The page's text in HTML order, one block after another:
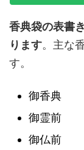
香典袋の表書
ります。主な
す。
御香典
御霊前
御仏前